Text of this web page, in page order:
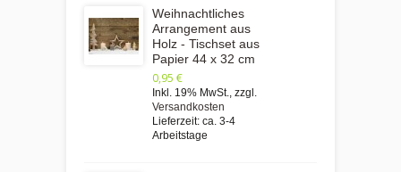
Weihnachtliches
Arrangement aus
Holz - Tischset aus
Papier 44 x 32 cm
0,95 €
Inkl. 19% MwSt. zzgl.
Versandkosten
Lieferzeit: ca. 3-4
Arbeitstage